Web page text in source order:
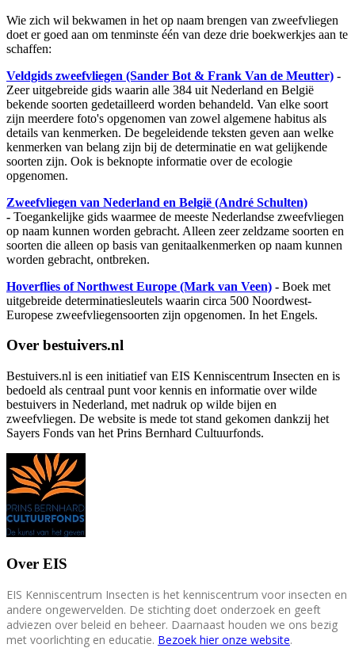
Wie zich wil bekwamen in het op naam brengen van zweefvliegen
doet er goed aan om tenminste één van deze drie boekwerkjes aan te
schaffen:
Veldgids zweefvliegen (Sander Bot & Frank Van de Meutter) -
Zeer uitgebreide gids waarin alle 384 uit Nederland en België
bekende soorten gedetailleerd worden behandeld. Van elke soort
zijn meerdere foto's opgenomen van zowel algemene habitus als
details van kenmerken. De begeleidende teksten geven aan welke
kenmerken van belang zijn bij de determinatie en wat gelijkende
soorten zijn. Ook is beknopte informatie over de ecologie
opgenomen.
Zweefvliegen van Nederland en België (André Schulten)
- Toegankelijke gids waarmee de meeste Nederlandse zweefvliegen
op naam kunnen worden gebracht. Alleen zeer zeldzame soorten en
soorten die alleen op basis van genitaalkenmerken op naam kunnen
worden gebracht, ontbreken.
Hoverflies of Northwest Europe (Mark van Veen) - Boek met
uitgebreide determinatiesleutels waarin circa 500 Noordwest-
Europese zweefvliegensoorten zijn opgenomen. In het Engels.
Over bestuivers.nl
Bestuivers.nl is een initiatief van EIS Kenniscentrum Insecten en is
bedoeld als centraal punt voor kennis en informatie over wilde
bestuivers in Nederland, met nadruk op wilde bijen en
zweefvliegen. De website is mede tot stand gekomen dankzij het
Sayers Fonds van het Prins Bernhard Cultuurfonds.
Over EIS
EIS Kenniscentrum Insecten is het kenniscentrum voor insecten en
andere ongewervelden. De stichting doet onderzoek en geeft
adviezen over beleid en beheer. Daarnaast houden we ons bezig
met voorlichting en educatie. Bezoek hier onze website.